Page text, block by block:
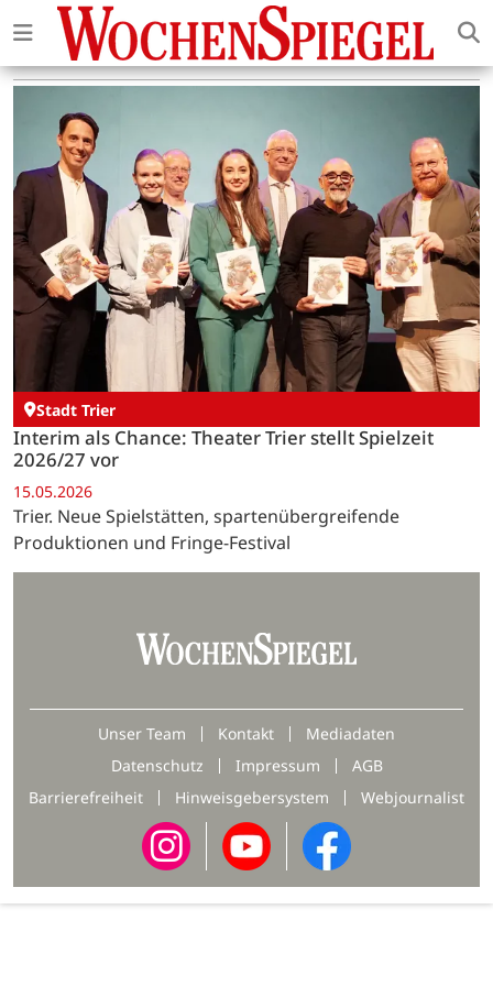
Stadt Trier
Interim als Chance: Theater Trier stellt Spielzeit
2026/27 vor
15.05.2026
Trier. Neue Spielstätten, spartenübergreifende
Produktionen und Fringe-Festival
Unser Team Kontakt
Mediadaten
Datenschutz
Impressum
AGB
Barrierefreiheit
Hinweisgebersystem Webjournalist